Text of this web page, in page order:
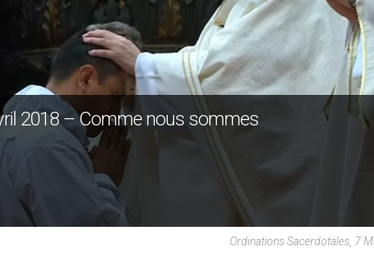
2018 – Comme nous sommes
Ordinations Sacerdotales, 7